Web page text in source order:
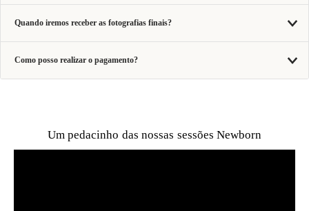
Quando iremos receber as fotografias finais?
Como posso realizar o pagamento?
Um pedacinho das nossas sessões Newborn